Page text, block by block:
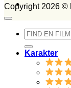
Copyright 2026 ©
Søg
efter:
Karakter